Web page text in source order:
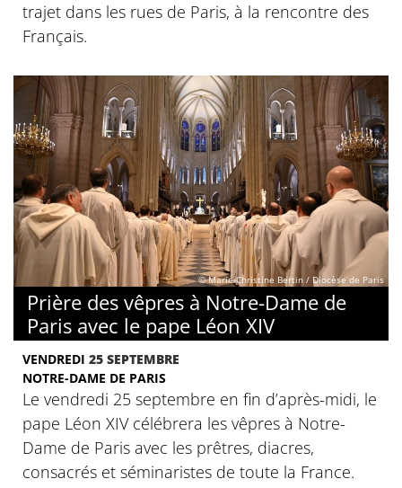
trajet dans les rues de Paris, à la rencontre des
Français.
© Marie-Christine Bertin / Diocèse de Paris
Prière des vêpres à Notre-Dame de
Paris avec le pape Léon XIV
VENDREDI 25 SEPTEMBRE
NOTRE-DAME DE PARIS
Le vendredi 25 septembre en fin d’après-midi, le
pape Léon XIV célébrera les vêpres à Notre-
Dame de Paris avec les prêtres, diacres,
consacrés et séminaristes de toute la France.